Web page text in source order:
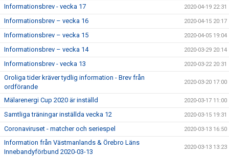
Informationsbrev - vecka 17 2020-04-19 22:31
Informationsbrev – vecka 16 2020-04-15 20:17
Informationsbrev – vecka 15 2020-04-05 19:04
Informationsbrev – vecka 14 2020-03-29 20:14
Informationsbrev - vecka 13 2020-03-22 20:31
Oroliga tider kräver tydlig information - Brev från
ordförande
2020-03-20 17:00
Mälarenergi Cup 2020 är inställd 2020-03-17 11:00
Samtliga träningar inställda vecka 12 2020-03-15 19:31
Coronaviruset - matcher och seriespel 2020-03-13 16:50
Information från Västmanlands & Örebro Läns
Innebandyförbund 2020-03-13
2020-03-13 13:23